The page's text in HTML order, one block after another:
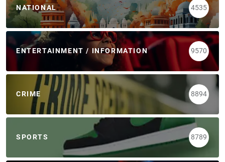
NATIONAL 4535
ENTERTAINMENT / INFORMATION 9570
CRIME 8894
SPORTS 8789